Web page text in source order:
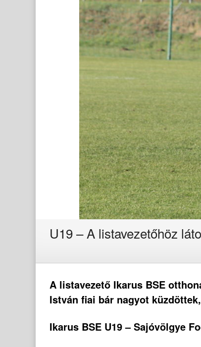
U19 – A listavezetőhöz
A listavezető Ikarus BSE
István fiai bár nagyot
Ikarus BSE U19 – Sajóvölgye